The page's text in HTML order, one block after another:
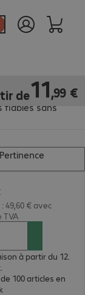
fiables sans
de11,99 €
11,99 €
Pertinence
49,60 € avec
TVA
à partir du 12.
100 articles en